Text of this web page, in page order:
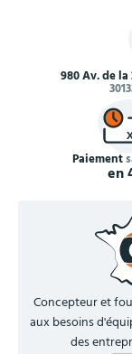
980 Av. de
Paiement
en
Concepteur et
aux besoins
des